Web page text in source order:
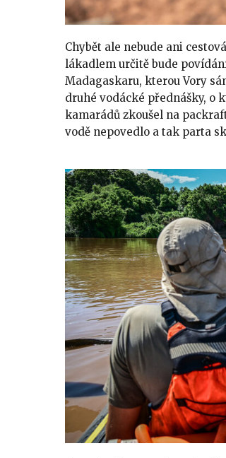
Chybět ale nebude ani
lákadlem určitě bude
Madagaskaru, kterou Vory
druhé vodácké přednášky, o
kamarádů zkoušel na
vodě nepovedlo a tak parta